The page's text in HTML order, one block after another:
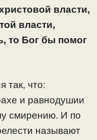
власти,
власти,
то Бог бы помог
так, что:
и равнодушии
смирению. И по
называют